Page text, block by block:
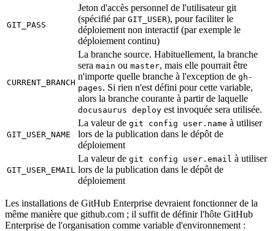
GIT_PASS
Jeton d'accès personnel de l'utilisateur git
(spécifié par GIT_USER), pour faciliter le
déploiement non interactif (par exemple le
déploiement continu)
CURRENT_BRANCH
La branche source. Habituellement, la branche
sera main ou master, mais elle pourrait être
n'importe quelle branche à l'exception de gh-
pages. Si rien n'est défini pour cette variable,
alors la branche courante à partir de laquelle
docusaurus deploy est invoquée sera utilisée.
GIT_USER_NAME
La valeur de git config user.name à utiliser
lors de la publication dans le dépôt de
déploiement
GIT_USER_EMAIL
La valeur de git config user.email à utiliser
lors de la publication dans le dépôt de
déploiement
Les installations de GitHub Enterprise devraient fonctionner de la
même manière que github.com ; il suffit de définir l'hôte GitHub
Enterprise de l'organisation comme variable d'environnement :